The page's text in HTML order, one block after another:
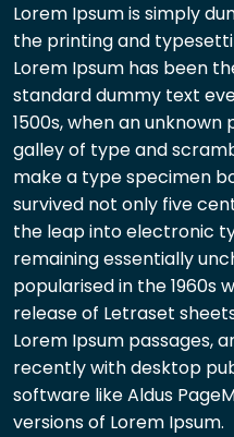
Lorem Ipsum is simply
the printing and
Lorem Ipsum has been
standard dummy text
1500s, when an
galley of type and
make a type specimen
survived not only five
the leap into electronic
remaining essentially
popularised in the 1960s
release of Letraset
Lorem Ipsum passages,
recently with desktop
software like Aldus
versions of Lorem Ipsum.